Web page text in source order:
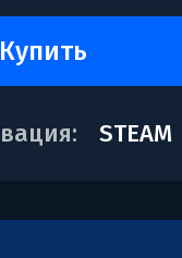
купить
STEAM